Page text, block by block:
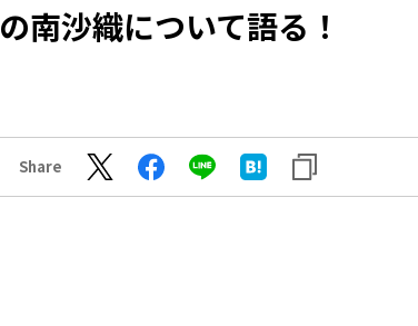
の南沙織について語る！
Share